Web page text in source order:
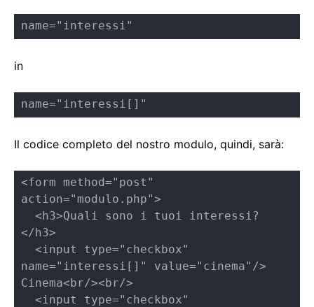
name="interessi"
in
name="interessi[]"
Il codice completo del nostro modulo, quindi, sarà:
<form method="post"
action="modulo.php">
</h3>
name="interessi[]" value="cinema"/>
Cinema<br/><br/>